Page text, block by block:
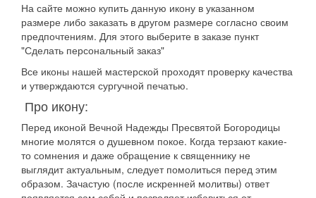
На сайте можно купить данную икону в указанном
размере либо заказать в другом размере согласно своим
предпочтениям. Для этого выберите в заказе пункт
"Сделать персональный заказ"
Все иконы нашей мастерской проходят проверку качества
и утверждаются сургучной печатью.
Про икону:
Перед иконой Вечной Надежды Пресвятой Богородицы
многие молятся о душевном покое. Когда терзают какие-
то сомнения и даже обращение к священнику не
выглядит актуальным, следует помолиться перед этим
образом. Зачастую (после искренней молитвы) ответ